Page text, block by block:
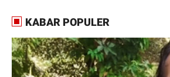
KABAR POPULER